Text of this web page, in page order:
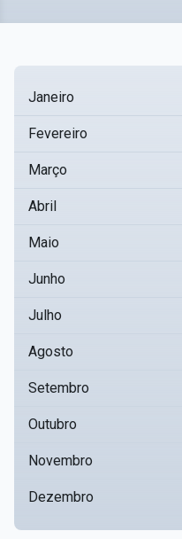
Janeiro
Fevereiro
Março
Abril
Maio
Junho
Julho
Agosto
Setembro
Outubro
Novembro
Dezembro